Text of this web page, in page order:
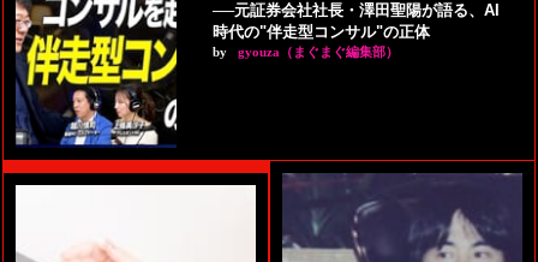
──元証券会社社長・澤田聖陽が語る、AI
時代の"伴走型コンサル"の正体
by gyouza（まぐまぐ編集部）